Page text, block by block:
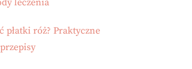
leczenia
płatki róż? Praktyczne